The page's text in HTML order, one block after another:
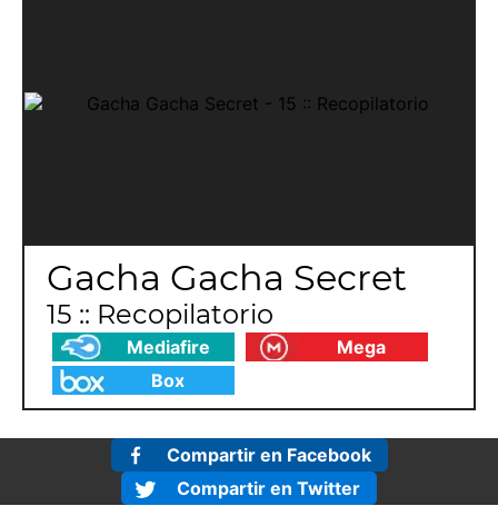
Gacha Gacha Secret
15 :: Recopilatorio
Mediafire
Mega
Box
Compartir en Facebook
Compartir en Twitter